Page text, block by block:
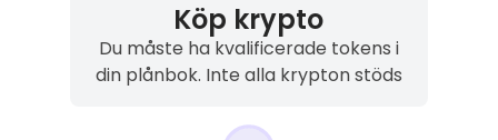
Köp krypto
Du måste ha kvalificerade tokens i
din plånbok. Inte alla krypton stöds